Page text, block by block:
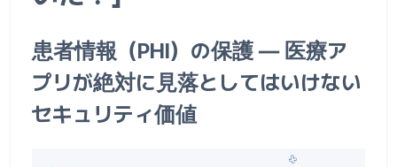
患者情報（PHI）の保護 ― 医療ア
プリが絶対に見落としてはいけない
セキュリティ価値